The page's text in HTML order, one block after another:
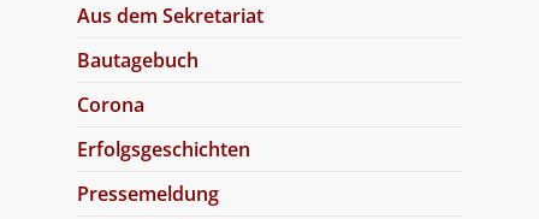
Aus dem Sekretariat
Bautagebuch
Corona
Erfolgsgeschichten
Pressemeldung